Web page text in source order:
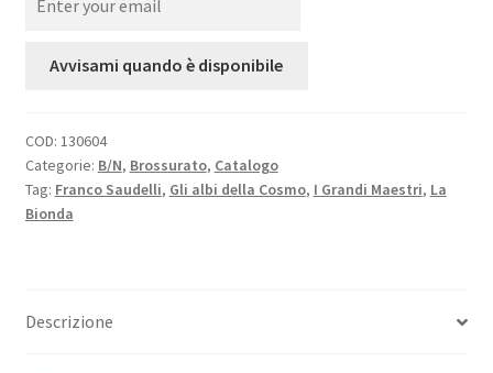
Avvisami quando è disponibile
COD: 130604
Categorie: B/N, Brossurato, Catalogo
Tag: Franco Saudelli, Gli albi della Cosmo, I Grandi Maestri, La
Bionda
Descrizione